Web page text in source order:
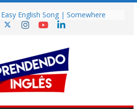
Easy English Song | Somewhere
Over the Rainbow (Israel
Melody (Alex North)
Vídeo | How I m using NotebookLM
to power up my language learning
Vídeo | Do imaginary friends make
you smarter?
Story | Brasília: The City That Rose